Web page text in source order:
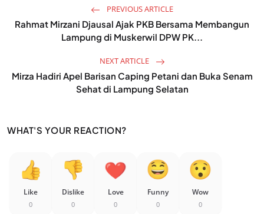
PREVIOUS ARTICLE
Rahmat Mirzani Djausal Ajak PKB Bersama Membangun
Lampung di Muskerwil DPW PK...
NEXT ARTICLE
Mirza Hadiri Apel Barisan Caping Petani dan Buka Senam
Sehat di Lampung Selatan
WHAT'S YOUR REACTION?
Like
0
Dislike
0
Love
0
Funny
0
Wow
0